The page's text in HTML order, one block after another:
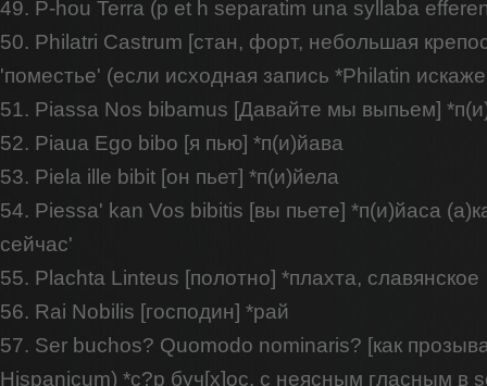
49. P-hou Terra (p et h separatim una syllaba
50. Philatri Castrum [стан, форт, небольшая
'поместье' (если исходная запись *Philatin
51. Piassa Nos bibamus [Давайте мы выпьем]
52. Piaua Ego bibo [я пью] *п(и)йава
53. Piela ille bibit [он пьет] *п(и)йела
54. Piessa' kan Vos bibitis [вы пьете] *п(и)йаса
сейчас'
55. Plachta Linteus [полотно] *плахта, славянское
56. Rai Nobilis [господин] *рай
57. Ser buchos? Quomodo nominaris? [как
Hispanicum) *с?р буч[х]ос, с неясным гласным в